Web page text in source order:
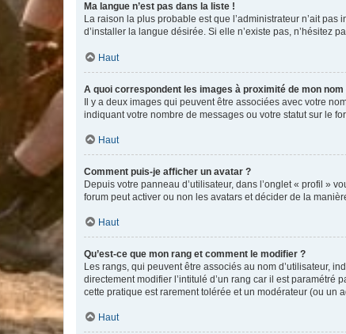
Ma langue n’est pas dans la liste !
La raison la plus probable est que l’administrateur n’ait
d’installer la langue désirée. Si elle n’existe pas, n’hésitez
Haut
A quoi correspondent les images à proximité de mon nom
Il y a deux images qui peuvent être associées avec votre
indiquant votre nombre de messages ou votre statut sur le
Haut
Comment puis-je afficher un avatar ?
Depuis votre panneau d’utilisateur, dans l’onglet « profil »
forum peut activer ou non les avatars et décider de la
Haut
Qu’est-ce que mon rang et comment le modifier ?
Les rangs, qui peuvent être associés au nom d’utilisateur,
directement modifier l’intitulé d’un rang car il est paramétré
cette pratique est rarement tolérée et un modérateur (ou un
Haut